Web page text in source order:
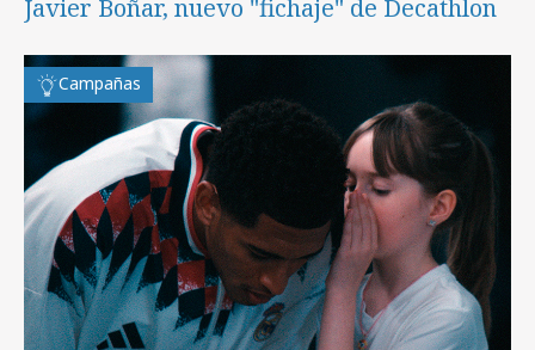
Javier Boñar, nuevo "fichaje" de Decathlon
Campañas